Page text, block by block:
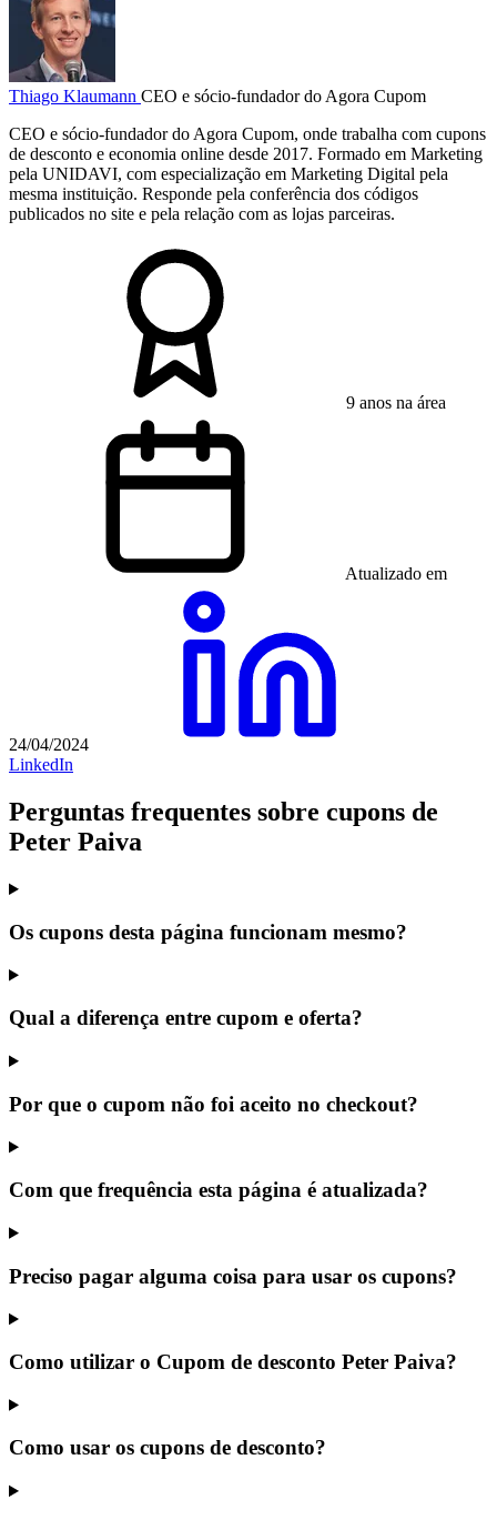
Thiago Klaumann CEO e sócio-fundador do Agora Cupom
CEO e sócio-fundador do Agora Cupom, onde trabalha com cupons
de desconto e economia online desde 2017. Formado em Marketing
pela UNIDAVI, com especialização em Marketing Digital pela
mesma instituição. Responde pela conferência dos códigos
publicados no site e pela relação com as lojas parceiras.
9 anos na área
Atualizado em
24/04/2024
LinkedIn
Perguntas frequentes sobre cupons de
Peter Paiva
Os cupons desta página funcionam mesmo?
Qual a diferença entre cupom e oferta?
Por que o cupom não foi aceito no checkout?
Com que frequência esta página é atualizada?
Preciso pagar alguma coisa para usar os cupons?
Como utilizar o Cupom de desconto Peter Paiva?
Como usar os cupons de desconto?